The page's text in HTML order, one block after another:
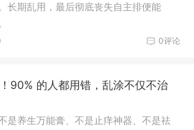
长期乱用，最后彻底丧失自主排便能
0评论
90% 的人都用错，乱涂不仅不治
是养生万能膏、不是止痒神器、不是祛